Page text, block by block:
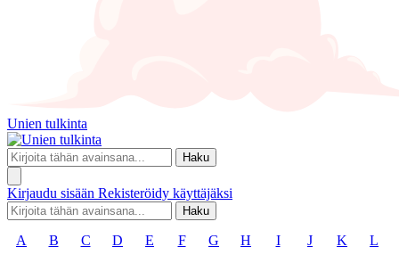
Unien tulkinta
Haku
Kirjaudu sisään Rekisteröidy käyttäjäksi
Haku
A B C D E F G H I J K L